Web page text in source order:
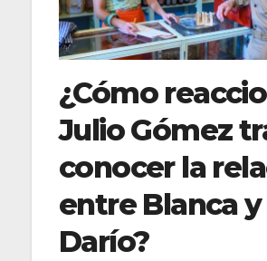
¿Cómo
Julio Gómez
conocer la
entre Blanca y
Darío?